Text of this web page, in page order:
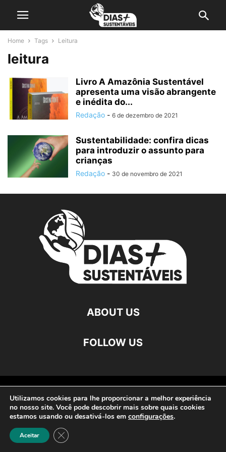
Home Tags Leitura
leitura
Livro A Amazônia Sustentável
apresenta uma visão abrangente
e inédita do...
Redação - 6 de dezembro de 2021
Sustentabilidade: confira dicas
para introduzir o assunto para
crianças
Redação - 30 de novembro de 2021
ABOUT US
FOLLOW US
Utilizamos cookies para lhe proporcionar a melhor experiência
no nosso site. Você pode descobrir mais sobre quais cookies
estamos usando ou desativá-los em configurações.
Aceitar Close GDPR Cookie Banner